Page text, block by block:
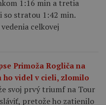
1:16 min a tretia
so stratou 1:42 min.
celkovej
Primoža Rogliča na
ho videl v cieli, zlomilo
svoj prvý triumf na Tour
pretože ho zatienilo